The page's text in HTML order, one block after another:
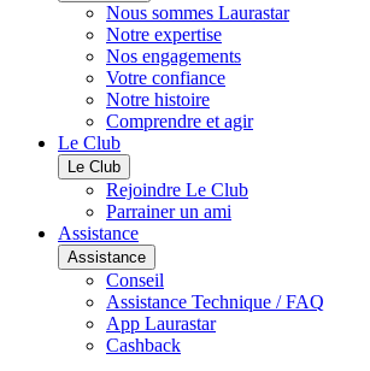
Nous sommes Laurastar
Notre expertise
Nos engagements
Votre confiance
Notre histoire
Comprendre et agir
Le Club
Le Club
Rejoindre Le Club
Parrainer un ami
Assistance
Assistance
Conseil
Assistance Technique / FAQ
App Laurastar
Cashback